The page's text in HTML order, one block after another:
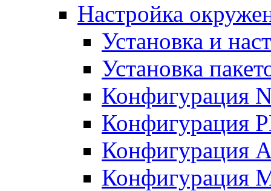
Настройка
Установка и
Установка
Конфигурация
Конфигурация
Конфигурация
Конфигурация